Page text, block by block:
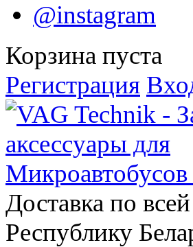
@instagram
Корзина пуста
Регистрация
Доставка по
Республику